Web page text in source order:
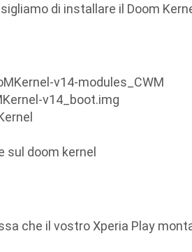
di installare il Doom
v14-modules_CWM
v14_boot.img
sul doom kernel
che il vostro Xperia Play